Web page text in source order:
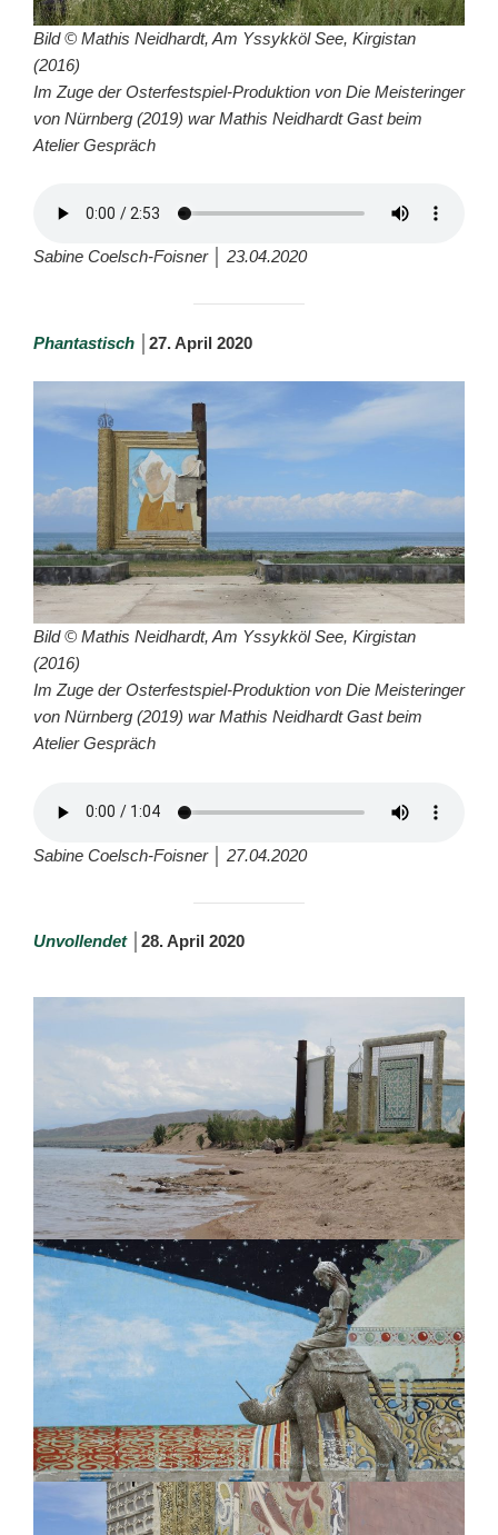
Bild © Mathis Neidhardt, Am Yssykköl See, Kirgistan
(2016)
Im Zuge der Osterfestspiel-Produktion von Die Meisteringer
von Nürnberg (2019) war Mathis Neidhardt Gast beim
Atelier Gespräch
Sabine Coelsch-Foisner │ 23.04.2020
Phantastisch 27. April 2020
Bild © Mathis Neidhardt, Am Yssykköl See, Kirgistan
(2016)
Im Zuge der Osterfestspiel-Produktion von Die Meisteringer
von Nürnberg (2019) war Mathis Neidhardt Gast beim
Atelier Gespräch
Sabine Coelsch-Foisner │ 27.04.2020
Unvollendet 28. April 2020